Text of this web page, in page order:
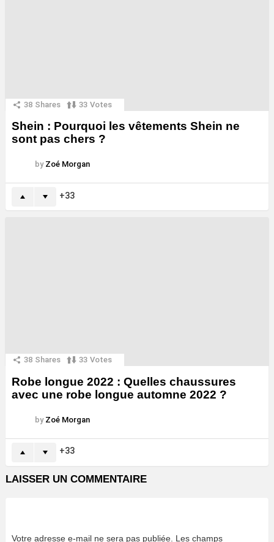
38 Shares 33 Votes
Shein : Pourquoi les vêtements Shein ne
sont pas chers ?
by Zoé Morgan
33
38 Shares 33 Votes
Robe longue 2022 : Quelles chaussures
avec une robe longue automne 2022 ?
by Zoé Morgan
33
LAISSER UN COMMENTAIRE
Votre adresse e-mail ne sera pas publiée. Les champs